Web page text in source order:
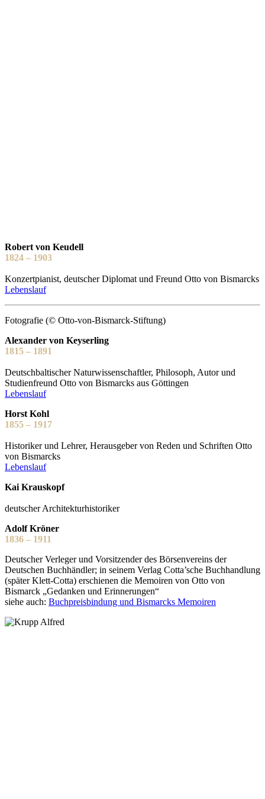
Robert von Keudell
1824 – 1903
Konzertpianist, deutscher Diplomat und Freund Otto von Bismarcks
Lebenslauf
Fotografie (© Otto-von-Bismarck-Stiftung)
Alexander von Keyserling
1815 – 1891
Deutschbaltischer Naturwissenschaftler, Philosoph, Autor und
Studienfreund Otto von Bismarcks aus Göttingen
Lebenslauf
Horst Kohl
1855 – 1917
Historiker und Lehrer, Herausgeber von Reden und Schriften Otto
von Bismarcks
Lebenslauf
Kai Krauskopf
deutscher Architekturhistoriker
Adolf Kröner
1836 – 1911
Deutscher Verleger und Vorsitzender des Börsenvereins der
Deutschen Buchhändler; in seinem Verlag Cotta’sche Buchhandlung
(später Klett-Cotta) erschienen die Memoiren von Otto von
Bismarck „Gedanken und Erinnerungen“
siehe auch: Buchpreisbindung und Bismarcks Memoiren